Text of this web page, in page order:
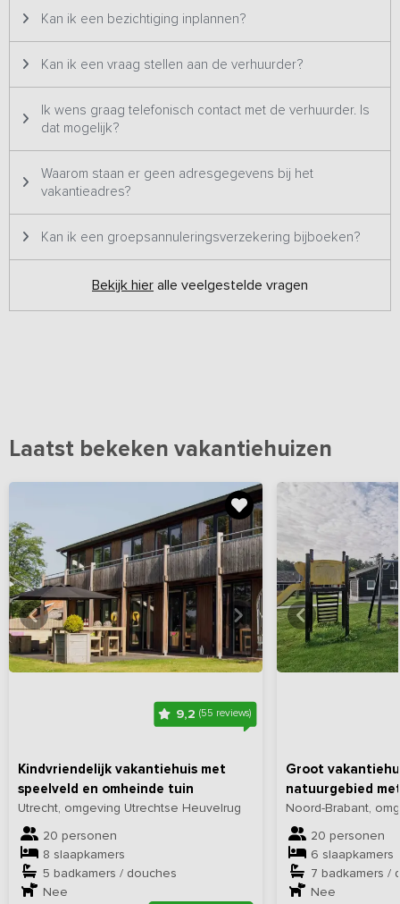
Kan ik een bezichtiging inplannen?
Kan ik een vraag stellen aan de verhuurder?
Ik wens graag telefonisch contact met de verhuurder. Is
dat mogelijk?
Waarom staan er geen adresgegevens bij het
vakantieadres?
Kan ik een groepsannuleringsverzekering bijboeken?
Bekijk hier alle veelgestelde vragen
Laatst bekeken vakantiehuizen
9,2 (55 reviews)
Kindvriendelijk vakantiehuis met
speelveld en omheinde tuin
Utrecht, omgeving Utrechtse Heuvelrug
20 personen
8 slaapkamers
5 badkamers / douches
Nee
Bekijkhieralle foto's
Groot
natuurgebied
Noord-Brabant,
20 personen
6 slaapkamers
7 badkamers /
Nee
Bekijk